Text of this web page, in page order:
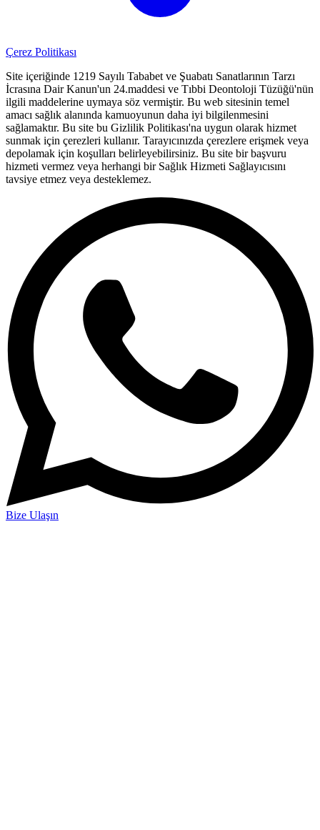
Çerez Politikası
Site içeriğinde 1219 Sayılı Tababet ve Şuabatı Sanatlarının Tarzı
İcrasına Dair Kanun'un 24.maddesi ve Tıbbi Deontoloji Tüzüğü'nün
ilgili maddelerine uymaya söz vermiştir. Bu web sitesinin temel
amacı sağlık alanında kamuoyunun daha iyi bilgilenmesini
sağlamaktır. Bu site bu Gizlilik Politikası'na uygun olarak hizmet
sunmak için çerezleri kullanır. Tarayıcınızda çerezlere erişmek veya
depolamak için koşulları belirleyebilirsiniz. Bu site bir başvuru
hizmeti vermez veya herhangi bir Sağlık Hizmeti Sağlayıcısını
tavsiye etmez veya desteklemez.
Bize Ulaşın